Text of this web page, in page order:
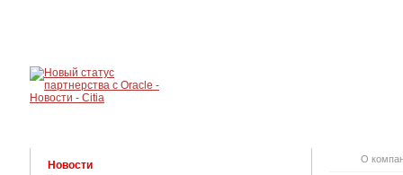
Новости
О